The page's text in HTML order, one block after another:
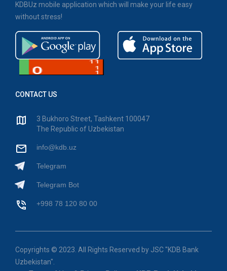
KDBUz mobile application which will make your life easy
without stress!
CONTACT US
3 Bukhoro Street, Tashkent 100047
The Republic of Uzbekistan
info@kdb.uz
Telegram
Telegram Bot
+998 78 120 80 00
Copyrights © 2023. All Rights Reserved by JSC "KDB Bank
Uzbekistan".